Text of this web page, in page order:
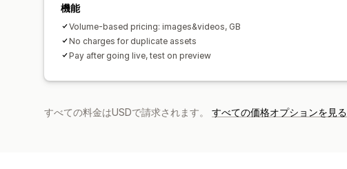
機能
Volume-based pricing: images&videos, GB
No charges for duplicate assets
Pay after going live, test on preview
すべての料金はUSDで請求されます。 すべての価格オプションを見る